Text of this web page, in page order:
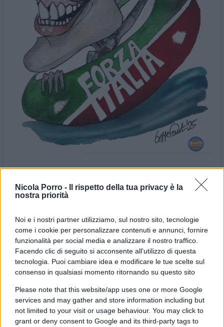
Nicola Porro -
Il rispetto della tua privacy è la
nostra priorità
Noi e i nostri partner utilizziamo, sul nostro sito, tecnologie
come i cookie per personalizzare contenuti e annunci, fornire
funzionalità per social media e analizzare il nostro traffico.
Facendo clic di seguito si acconsente all'utilizzo di questa
tecnologia. Puoi cambiare idea e modificare le tue scelte sul
consenso in qualsiasi momento ritornando su questo sito
Please note that this website/app uses one or more Google
services and may gather and store information including but
not limited to your visit or usage behaviour. You may click to
grant or deny consent to Google and its third-party tags to
VIGNETTA DEL
Le vignette satiriche diBeppe Fantin, illustratore
trevigiano, nascono dalla passione dell'autore per
dare voce a situazioni, non solo politiche, attraverso i
disegni utilizzando da sempre la tecnica riconoscibile
dell'acquerello. Orgogliosamente un liberale di
centrodestra, il vignettista non fatica a trovare le sue
ispirazioni dall’attuale sinistra, che a suo dire, mai